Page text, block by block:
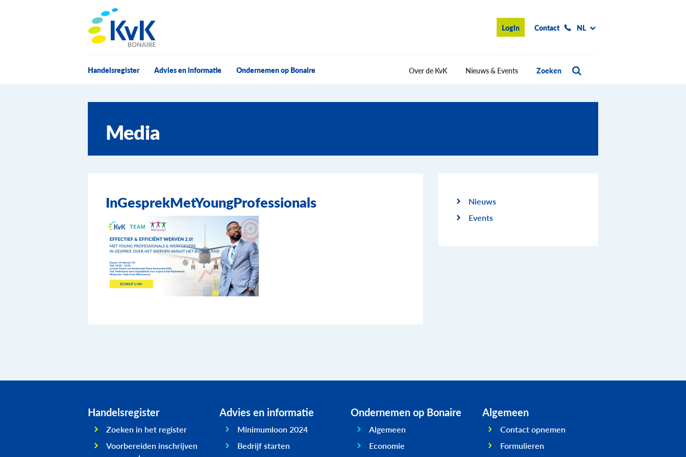
Login Contact NL
Handelsregister Advies en informatie Ondernemen op Bonaire Over de KvK Nieuws & Events Zoeken
Media
InGesprekMetYoungProfessionals
Nieuws
Events
Handelsregister
Zoeken in het register
Voorbereiden inschrijven
Advies en informatie
Minimumloon 2024
Bedrijf starten
Ondernemen op Bonaire
Algemeen
Economie
Algemeen
Contact opnemen
Formulieren